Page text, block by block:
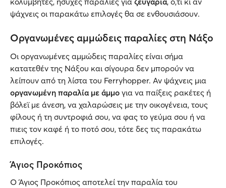
ψάχνεις οι παρακάτω επιλογές θα σε ενθουσιάσουν.
Οργανωμένες αμμώδεις παραλίες στη Νάξο
Οι οργανωμένες αμμώδεις παραλίες είναι σήμα
κατατεθέν της Νάξου και σίγουρα δεν μπορούν να
λείπουν από τη λίστα του Ferryhopper. Αν ψάχνεις μια
οργανωμένη παραλία με άμμο για να παίξεις ρακέτες ή
βόλεϊ με άνεση, να χαλαρώσεις με την οικογένεια, τους
φίλους ή τη συντροφιά σου, να φας το γεύμα σου ή να
πιεις τον καφέ ή το ποτό σου, τότε δες τις παρακάτω
επιλογές.
Άγιος Προκόπιος
Ο Άγιος Προκόπιος αποτελεί την παραλία του